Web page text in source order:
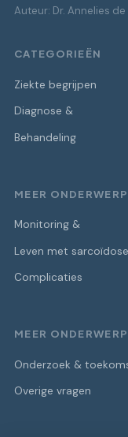
Auteur: Dr. Annelies de
CATEGORIEËN
Ziekte begrijpen
Diagnose &
Behandeling
MEER
Monitoring &
Leven met sarcoïdose
Complicaties
MEER
Onderzoek &
Overige vragen